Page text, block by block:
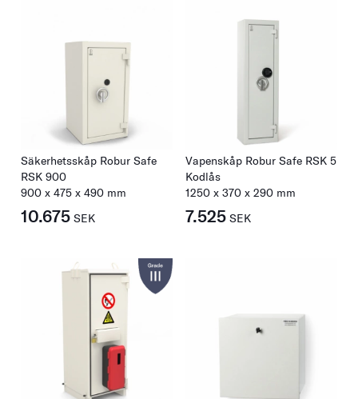
Säkerhetsskåp Robur Safe
RSK 900
900 x 475 x 490 mm
10.675 SEK
Vapenskåp Robur Safe RSK 5
Kodlås
1250 x 370 x 290 mm
7.525 SEK